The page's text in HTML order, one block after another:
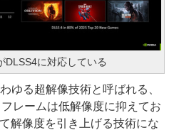
DLSS4に対応している
ゆる超解像技術と呼ばれる、
レームは低解像度に抑えてお
解像度を引き上げる技術にな